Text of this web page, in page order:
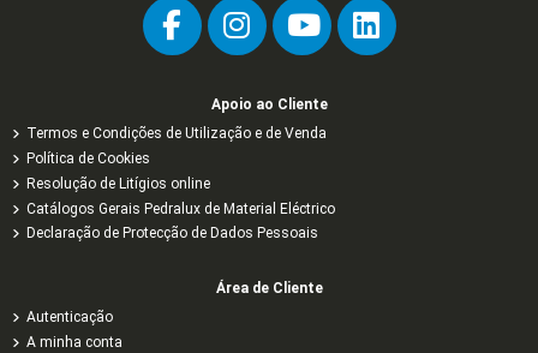
Apoio ao Cliente
Termos e Condições de Utilização e de Venda
Política de Cookies
Resolução de Litígios online
Catálogos Gerais Pedralux de Material Eléctrico
Declaração de Protecção de Dados Pessoais
Área de Cliente
Autenticação
A minha conta